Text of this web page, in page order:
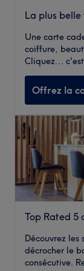
La plus
Une carte
coiffure,
Cliquez...
Offrez la
Top Rated 5
Découvrez
décrocher le
consécutive.